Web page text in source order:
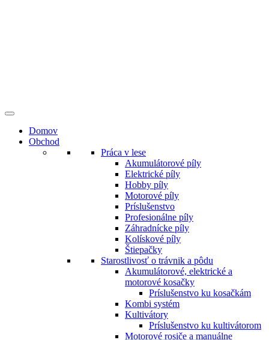
Domov
Obchod
Práca v lese
Akumulátorové píly
Elektrické píly
Hobby píly
Motorové píly
Príslušenstvo
Profesionálne píly
Záhradnícke píly
Kolískové píly
Štiepačky
Starostlivosť o trávnik a pôdu
Akumulátorové, elektrické a
motorové kosačky
Príslušenstvo ku kosačkám
Kombi systém
Kultivátory
Príslušenstvo ku kultivátorom
Motorové rosiče a manuálne